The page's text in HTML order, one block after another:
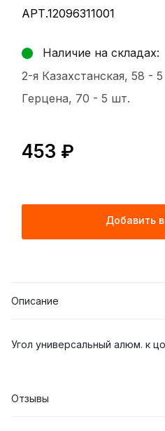
АРТ.12096311001
Наличие на складах:
2-я Казахстанская, 58 -
Герцена, 70 - 5 шт.
453 ₽
Добавить
Описание
Угол универсальный алюм. к
Отзывы